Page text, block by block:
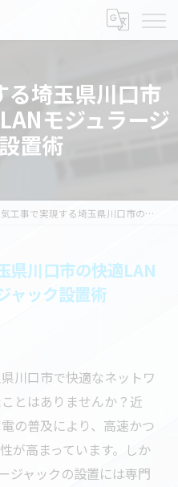
る埼玉県川口市
モジュラージ
置術
事で実現する埼玉県川口市の快適LAN配線とLANモジュラージャック設置術
県川口市の快適LAN
ャック設置術
川口市で快適なネットワ
とはありませんか？近
の普及により、高速かつ
が高まっています。しか
ジャックの設置には専門